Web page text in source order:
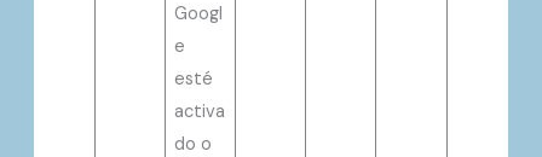
Googl
e
esté
activa
do o